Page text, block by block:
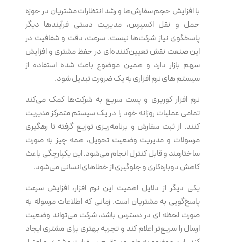
با افزایش حجم سفارش‌ها و رشد انتظارات مشتریان در حوزه
حمل و نقل اکسپرس، مدیریت دستی فرآیندها دیگر
پاسخگوی نیاز شرکت‌ها نیست. سرعت، دقت و شفافیت در
این صنعت نقش تعیین‌کننده‌ای در حفظ مشتری و افزایش
سهم بازار دارد و همین موضوع باعث شده استفاده از
سیستم های نرم‌ افزاری به یک ضرورت تبدیل شود.
نرم‌ افزار کوریری و پست سریع به شرکت‌ها کمک می‌کند
تمامی عملیات روزانه خود را در یک سیستم متمرکز مدیریت
کنند. از ثبت سفارش و برنامه‌ریزی توزیع گرفته تا رهگیری
مرسولات و مدیریت وضعیت تحویل، همه چیز به صورت
ساختارمند و قابل کنترل انجام می‌شود. این یکپارچگی باعث
کاهش دوباره‌کاری و جلوگیری از خطاهای انسانی می‌شود.
یکی دیگر از دلایل اهمیت این نرم‌ افزار، افزایش سرعت
پاسخ‌گویی به مشتریان است. زمانی که اطلاعات مرسوله به
صورت لحظه ای در دسترس باشد، شرکت می‌تواند وضعیت
ارسال را سریع‌تر اعلام کند و تجربه بهتری برای مشتری ایجاد